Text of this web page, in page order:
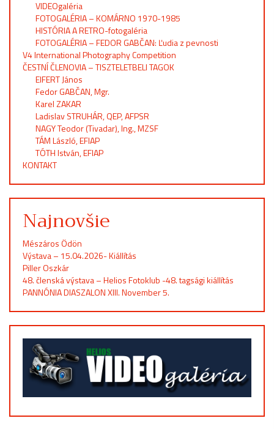
VIDEOgaléria
FOTOGALÉRIA – KOMÁRNO 1970-1985
HISTÓRIA A RETRO-fotogaléria
FOTOGALÉRIA – FEDOR GABČAN: Ľudia z pevnosti
V4 International Photography Competition
ČESTNÍ ČLENOVIA – TISZTELETBELI TAGOK
EIFERT János
Fedor GABČAN, Mgr.
Karel ZAKAR
Ladislav STRUHÁR, QEP, AFPSR
NAGY Teodor (Tivadar), Ing., MZSF
TÁM László, EFIAP
TÓTH István, EFIAP
KONTAKT
Najnovšie
Mészáros Ödön
Výstava – 15.04.2026- Kiállítás
Piller Oszkár
48. členská výstava – Helios Fotoklub -48. tagsági kiállítás
PANNÓNIA DIASZALON XIII. November 5.